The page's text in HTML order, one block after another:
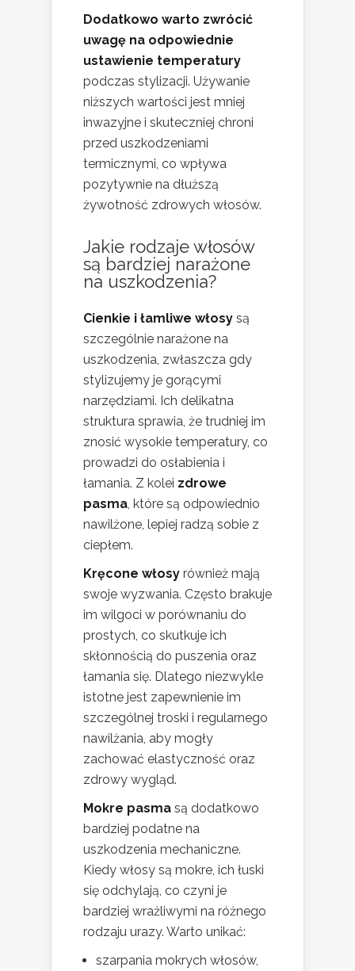
Dodatkowo warto zwrócić
uwagę na odpowiednie
ustawienie temperatury
podczas stylizacji. Używanie
niższych wartości jest mniej
inwazyjne i skuteczniej chroni
przed uszkodzeniami
termicznymi, co wpływa
pozytywnie na dłuższą
żywotność zdrowych włosów.
Jakie rodzaje włosów
są bardziej narażone
na uszkodzenia?
Cienkie i łamliwe włosy są
szczególnie narażone na
uszkodzenia, zwłaszcza gdy
stylizujemy je gorącymi
narzędziami. Ich delikatna
struktura sprawia, że trudniej im
znosić wysokie temperatury, co
prowadzi do osłabienia i
łamania. Z kolei zdrowe
pasma, które są odpowiednio
nawilżone, lepiej radzą sobie z
ciepłem.
Kręcone włosy również mają
swoje wyzwania. Często brakuje
im wilgoci w porównaniu do
prostych, co skutkuje ich
skłonnością do puszenia oraz
łamania się. Dlatego niezwykle
istotne jest zapewnienie im
szczególnej troski i regularnego
nawilżania, aby mogły
zachować elastyczność oraz
zdrowy wygląd.
Mokre pasma są dodatkowo
bardziej podatne na
uszkodzenia mechaniczne.
Kiedy włosy są mokre, ich łuski
się odchylają, co czyni je
bardziej wrażliwymi na różnego
rodzaju urazy. Warto unikać:
szarpania mokrych włosów,